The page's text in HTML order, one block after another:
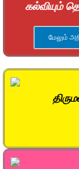
கல்வியும்
மேலும்